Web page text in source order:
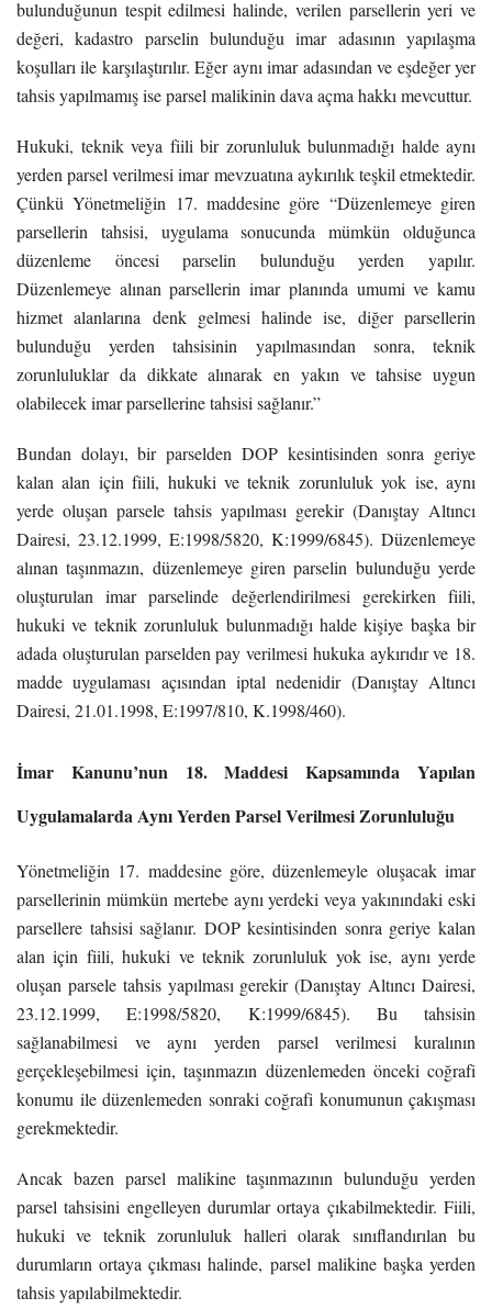
bulunduğunun tespit edilmesi halinde, verilen parsellerin yeri ve
değeri, kadastro parselin bulunduğu imar adasının yapılaşma
koşulları ile karşılaştırılır. Eğer aynı imar adasından ve eşdeğer yer
tahsis yapılmamış ise parsel malikinin dava açma hakkı mevcuttur.
Hukuki, teknik veya fiili bir zorunluluk bulunmadığı halde aynı
yerden parsel verilmesi imar mevzuatına aykırılık teşkil etmektedir.
Çünkü Yönetmeliğin 17. maddesine göre “Düzenlemeye giren
parsellerin tahsisi, uygulama sonucunda mümkün olduğunca
düzenleme öncesi parselin bulunduğu yerden yapılır.
Düzenlemeye alınan parsellerin imar planında umumi ve kamu
hizmet alanlarına denk gelmesi halinde ise, diğer parsellerin
bulunduğu yerden tahsisinin yapılmasından sonra, teknik
zorunluluklar da dikkate alınarak en yakın ve tahsise uygun
olabilecek imar parsellerine tahsisi sağlanır.”
Bundan dolayı, bir parselden DOP kesintisinden sonra geriye
kalan alan için fiili, hukuki ve teknik zorunluluk yok ise, aynı
yerde oluşan parsele tahsis yapılması gerekir (Danıştay Altıncı
Dairesi, 23.12.1999, E:1998/5820, K:1999/6845). Düzenlemeye
alınan taşınmazın, düzenlemeye giren parselin bulunduğu yerde
oluşturulan imar parselinde değerlendirilmesi gerekirken fiili,
hukuki ve teknik zorunluluk bulunmadığı halde kişiye başka bir
adada oluşturulan parselden pay verilmesi hukuka aykırıdır ve 18.
madde uygulaması açısından iptal nedenidir (Danıştay Altıncı
Dairesi, 21.01.1998, E:1997/810, K.1998/460).
İmar Kanunu’nun 18. Maddesi Kapsamında Yapılan
Uygulamalarda Aynı Yerden Parsel Verilmesi Zorunluluğu
Yönetmeliğin 17. maddesine göre, düzenlemeyle oluşacak imar
parsellerinin mümkün mertebe aynı yerdeki veya yakınındaki eski
parsellere tahsisi sağlanır. DOP kesintisinden sonra geriye kalan
alan için fiili, hukuki ve teknik zorunluluk yok ise, aynı yerde
oluşan parsele tahsis yapılması gerekir (Danıştay Altıncı Dairesi,
23.12.1999, E:1998/5820, K:1999/6845). Bu tahsisin
sağlanabilmesi ve aynı yerden parsel verilmesi kuralının
gerçekleşebilmesi için, taşınmazın düzenlemeden önceki coğrafi
konumu ile düzenlemeden sonraki coğrafi konumunun çakışması
gerekmektedir.
Ancak bazen parsel malikine taşınmazının bulunduğu yerden
parsel tahsisini engelleyen durumlar ortaya çıkabilmektedir. Fiili,
hukuki ve teknik zorunluluk halleri olarak sınıflandırılan bu
durumların ortaya çıkması halinde, parsel malikine başka yerden
tahsis yapılabilmektedir.